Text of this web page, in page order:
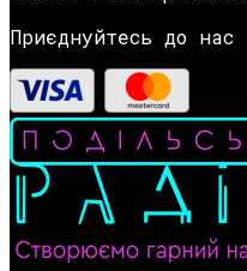
Приєднуйтесь до нас